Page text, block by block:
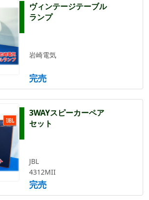
ヴィンテージテーブル
ランプ
岩崎電気
完売
3WAYスピーカーペア
セット
JBL
4312MII
完売